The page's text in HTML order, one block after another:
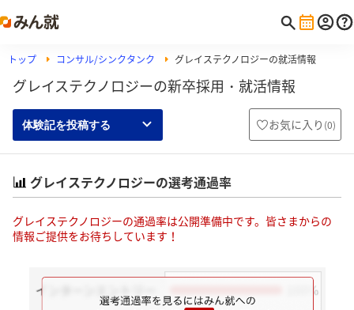
トップ コンサル/シンクタンク グレイステクノロジーの就活情報
グレイステクノロジーの新卒採用・就活情報
体験記を投稿する お気に入り (0)
グレイステクノロジーの選考通過率
グレイステクノロジーの通過率は公開準備中です。皆さまからの
情報ご提供をお待ちしています！